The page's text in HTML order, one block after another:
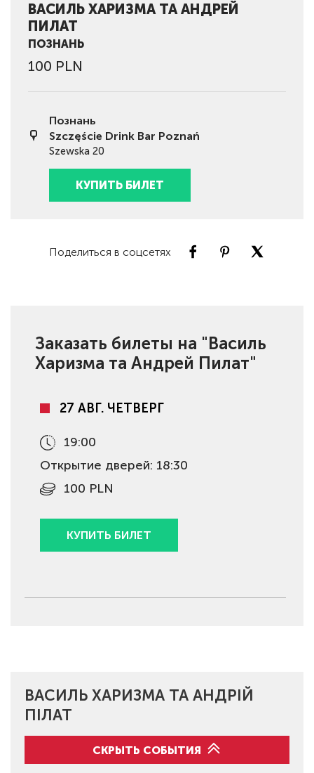
ВАСИЛЬ ХАРИЗМА ТА АНДРEЙ
ПИЛАТ
ПОЗНАНЬ
100 PLN
Познань
Szczęście Drink Bar Poznań
Szewska 20
КУПИТЬ БИЛЕТ
Поделиться в соцсетях
Заказать билеты на "Василь
Харизма та Андрeй Пилат"
27 АВГ. ЧЕТВЕРГ
19:00
Открытие дверей: 18:30
100 PLN
КУПИТЬ БИЛЕТ
ВАСИЛЬ ХАРИЗМА ТА АНДРІЙ
ПІЛАТ
СКРЫТЬ СОБЫТИЯ